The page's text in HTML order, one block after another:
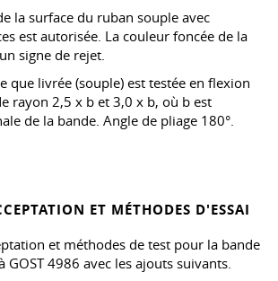
la surface du ruban souple avec
est autorisée. La couleur foncée de la
signe de rejet.
que livrée (souple) est testée en flexion
rayon 2,5 x b et 3,0 x b, où b est
de la bande. Angle de pliage 180°.
ET MÉTHODES D'ESSAI
et méthodes de test pour la bande
GOST 4986 avec les ajouts suivants.